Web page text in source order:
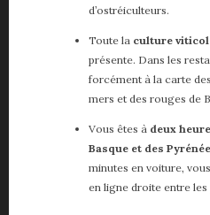
d’ostréiculteurs.
Toute la culture
présente. Dans les
forcément à la carte
mers et des rouges de
Vous êtes à deux
Basque et des
minutes en voiture,
en ligne droite entre les